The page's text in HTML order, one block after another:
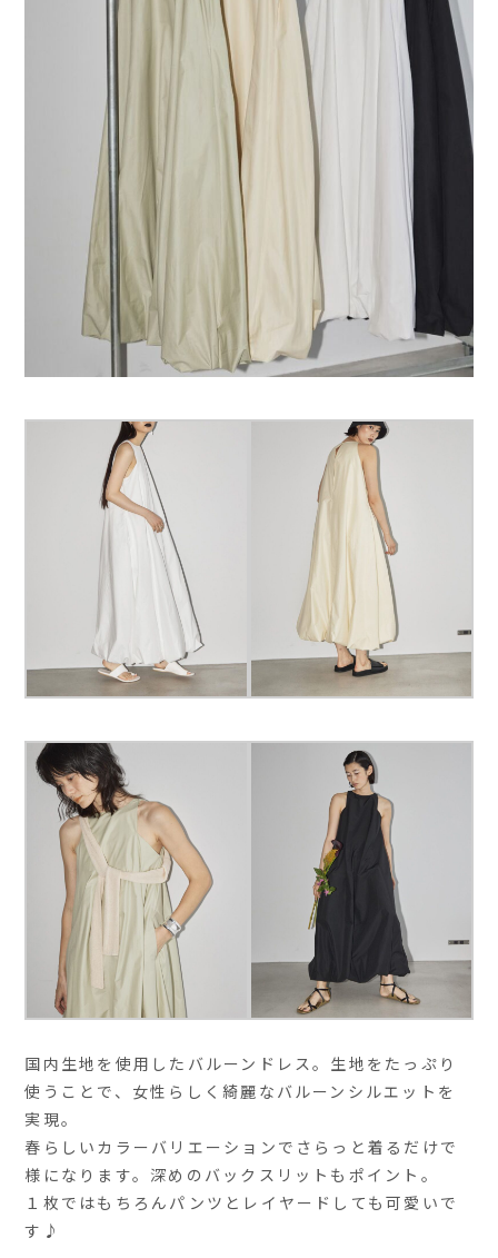
国内生地を使用したバルーンドレス。生地をたっぷり
使うことで、女性らしく綺麗なバルーンシルエットを
実現。
春らしいカラーバリエーションでさらっと着るだけで
様になります。深めのバックスリットもポイント。
１枚ではもちろんパンツとレイヤードしても可愛いで
す♪